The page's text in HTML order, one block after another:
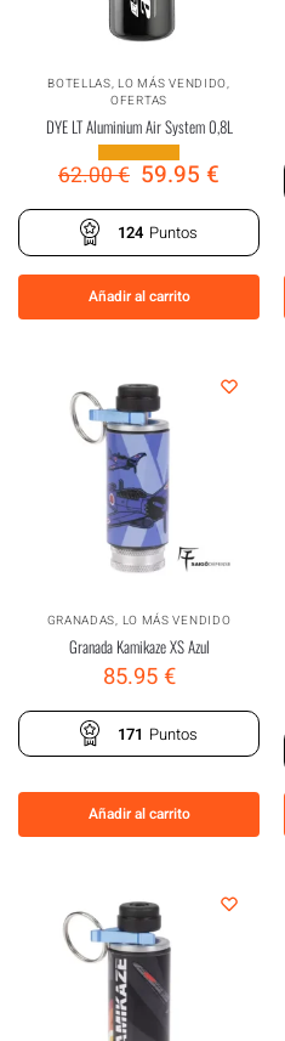
BOTELLAS,LO MÁS VENDIDO,
OFERTAS
DYE LT Aluminium Air System 0,8L
62.00€ 59.95 €
124 Puntos
Añadir al carrito
GRANADAS, LO MÁS VENDIDO
Granada Kamikaze XS Azul
85.95€
171 Puntos
Añadir al carrito